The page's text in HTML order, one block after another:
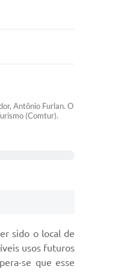
Antônio Furlan. O
(Comtur).
sido o local de
usos futuros
se que esse